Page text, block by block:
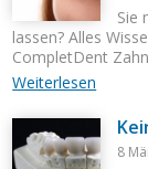
Sie
lassen? Alles
CompletDent
Weiterlesen
8